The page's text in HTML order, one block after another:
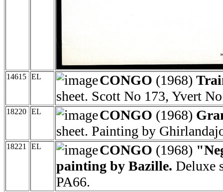
14615 EL CONGO (1968)
sheet. Scott No 173, Yvert
18220 EL CONGO (1968)
sheet. Painting by
18221 EL CONGO (1968)
painting by Bazille. Deluxe
PA66.